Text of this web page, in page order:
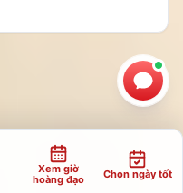
Xem giờ
hoàng đạo
Chọn ngày tốt